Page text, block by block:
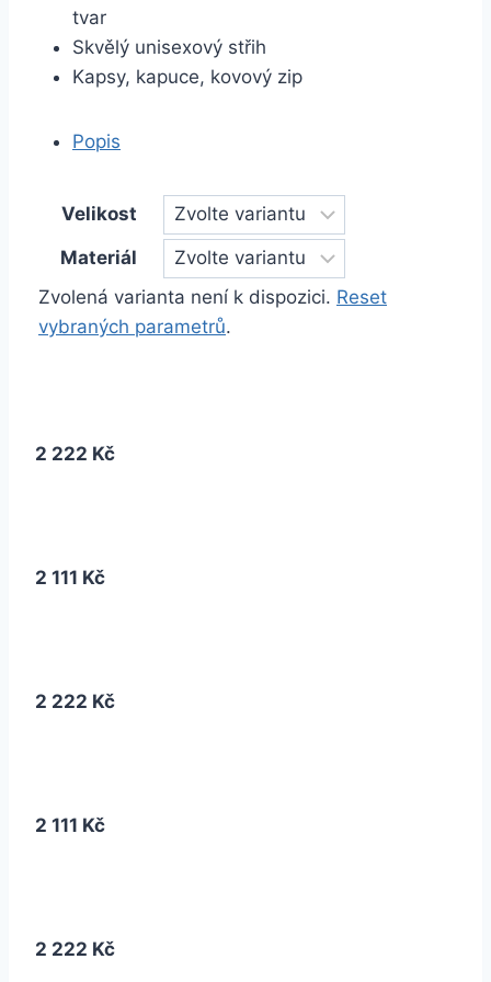
tvar
Skvělý unisexový střih
Kapsy, kapuce, kovový zip
Popis
Velikost
Materiál
Zvolená varianta není k dispozici. Reset
vybraných parametrů.
2 222 Kč
2 111 Kč
2 222 Kč
2 111 Kč
2 222 Kč